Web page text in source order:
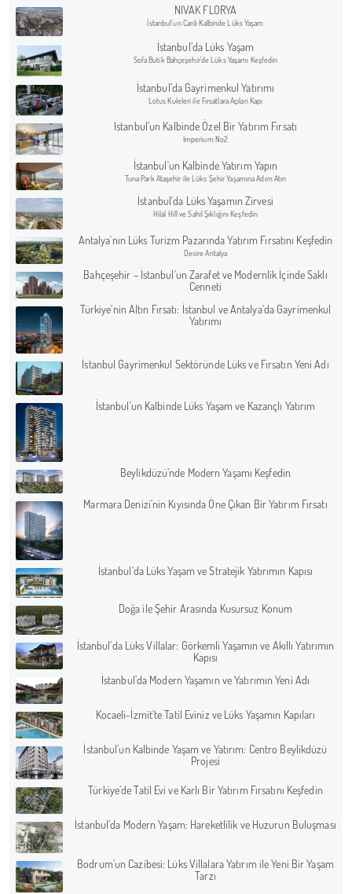
NIVAK FLORYA
İstanbul’un Canlı Kalbinde Lüks Yaşam
İstanbul’da Lüks Yaşam
Sofa Butik Bahçeşehir'de Lüks Yaşamı Keşfedin
İstanbul’da Gayrimenkul Yatırımı
Lotus Kuleleri ile Fırsatlara Açılan Kapı
İstanbul’un Kalbinde Özel Bir Yatırım Fırsatı
Imperium No2
İstanbul'un Kalbinde Yatırım Yapın
Tuna Park Ataşehir ile Lüks Şehir Yaşamına Adım Atın
İstanbul'da Lüks Yaşamın Zirvesi
Hilal Hill ve Sahil Şıklığını Keşfedin
Antalya'nın Lüks Turizm Pazarında Yatırım Fırsatını Keşfedin
Desire Antalya
Bahçeşehir – İstanbul'un Zarafet ve Modernlik İçinde Saklı
Cenneti
Türkiye'nin Altın Fırsatı: İstanbul ve Antalya'da Gayrimenkul
Yatırımı
İstanbul Gayrimenkul Sektöründe Lüks ve Fırsatın Yeni Adı
İstanbul’un Kalbinde Lüks Yaşam ve Kazançlı Yatırım
Beylikdüzü’nde Modern Yaşamı Keşfedin
Marmara Denizi’nin Kıyısında Öne Çıkan Bir Yatırım Fırsatı
İstanbul'da Lüks Yaşam ve Stratejik Yatırımın Kapısı
Doğa ile Şehir Arasında Kusursuz Konum
İstanbul’da Lüks Villalar: Görkemli Yaşamın ve Akıllı Yatırımın
Kapısı
İstanbul’da Modern Yaşamın ve Yatırımın Yeni Adı
Kocaeli-İzmit’te Tatil Eviniz ve Lüks Yaşamın Kapıları
İstanbul’un Kalbinde Yaşam ve Yatırım: Centro Beylikdüzü
Projesi
Türkiye’de Tatil Evi ve Karlı Bir Yatırım Fırsatını Keşfedin
İstanbul’da Modern Yaşam: Hareketlilik ve Huzurun Buluşması
Bodrum’un Cazibesi: Lüks Villalara Yatırım ile Yeni Bir Yaşam
Tarzı